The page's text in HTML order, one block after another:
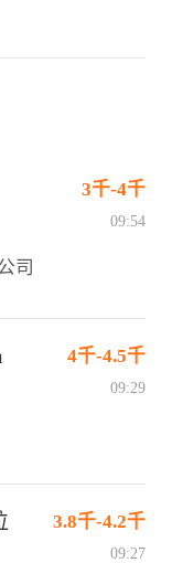
3千-4千
09:54
司
4千-4.5千
09:29
3.8千-4.2千
09:27